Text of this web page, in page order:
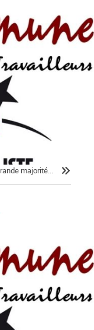
- Jeudi 30 janvier
peu dire que
majorité...